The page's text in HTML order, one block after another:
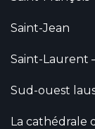
Saint-Jean
Saint-Laurent
Sud-ouest
La cathédrale